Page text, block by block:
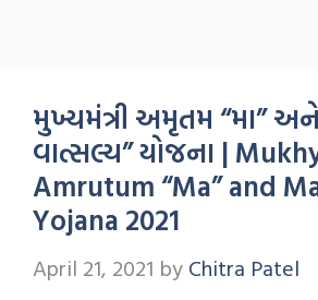
મુખ્યમંત્રી અમૃતમ “મા”
વાત્સલ્ય” યોજના |
Amrutum “Ma” and
Yojana 2021
April 21, 2021 by Chitra Patel